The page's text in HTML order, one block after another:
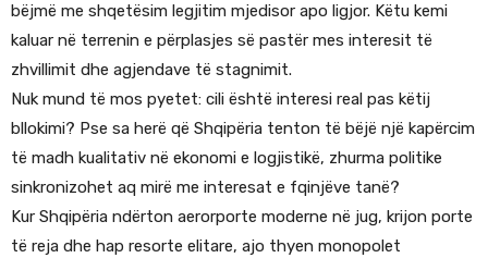
bëjmë me shqetësim legjitim mjedisor apo ligjor. Këtu kemi
kaluar në terrenin e përplasjes së pastër mes interesit të
zhvillimit dhe agjendave të stagnimit.
Nuk mund të mos pyetet: cili është interesi real pas këtij
bllokimi? Pse sa herë që Shqipëria tenton të bëjë një kapërcim
të madh kualitativ në ekonomi e logjistikë, zhurma politike
sinkronizohet aq mirë me interesat e fqinjëve tanë?
Kur Shqipëria ndërton aerorporte moderne në jug, krijon porte
të reja dhe hap resorte elitare, ajo thyen monopolet